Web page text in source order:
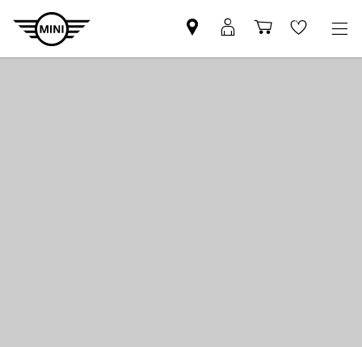
Mini
dealer
MyMini
login
Shopping
cart
Wishlist